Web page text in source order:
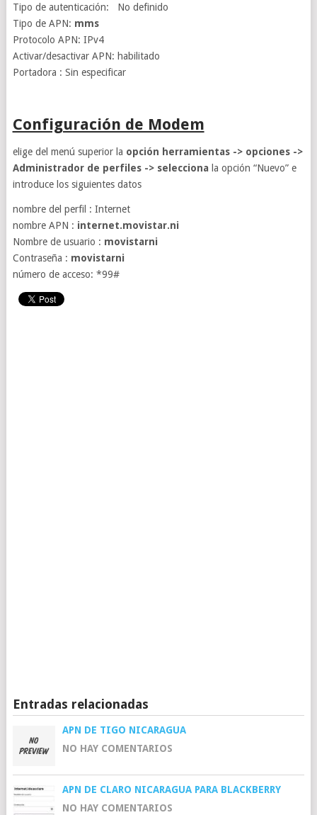
Tipo de autenticación: No definido
Tipo de APN: mms
Protocolo APN: IPv4
Activar/desactivar APN: habilitado
Portadora : Sin especificar
Configuración de Modem
elige del menú superior la opción herramientas -> opciones ->
Administrador de perfiles -> selecciona la opción “Nuevo” e
introduce los siguientes datos
nombre del perfil : Internet
nombre APN : internet.movistar.ni
Nombre de usuario : movistarni
Contraseña : movistarni
número de acceso: *99#
Entradas relacionadas
APN DE TIGO NICARAGUA
NO HAY COMENTARIOS
APN DE CLARO NICARAGUA PARA BLACKBERRY
NO HAY COMENTARIOS